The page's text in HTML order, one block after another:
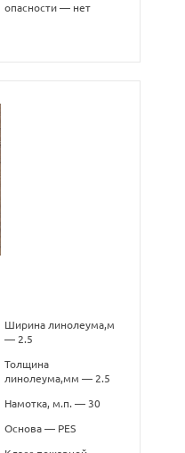
опасности — нет
Ширина линолеума,м
— 2.5
Толщина
линолеума,мм — 2.5
Намотка, м.п. — 30
Основа — PES